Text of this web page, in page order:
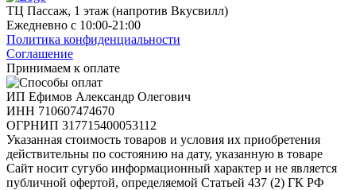
ТЦ Пассаж, 1 этаж (напротив Вкусвилл)
Ежедневно с 10:00-21:00
Политика конфиденциальности
Соглашение
Принимаем к оплате
ИП Ефимов Александр Олегович
ИНН 710607474670
ОГРНИП 317715400053112
Указанная стоимость товаров и условия их приобретения
действительны по состоянию на дату, указанную в товаре
Сайт носит сугубо информационный характер и не является
публичной офертой, определяемой Статьей 437 (2) ГК РФ